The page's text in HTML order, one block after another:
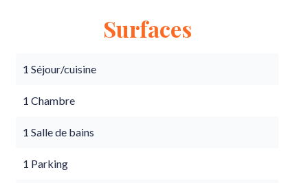
Surfaces
1 Séjour/cuisine
1 Chambre
1 Salle de bains
1 Parking